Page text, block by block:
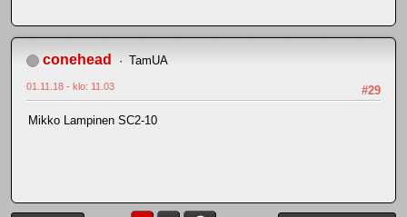
conehead TamUA
#29
01.11.18 - klo: 11.03
Mikko Lampinen SC2-10